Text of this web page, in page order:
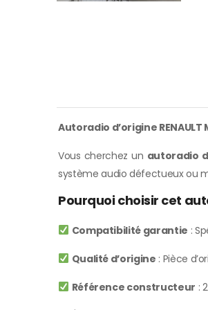
Autoradio d’origine
Vous cherchez un autoradio
système audio défectueux ou
Pourquoi choisir cet
Compatibilité garantie :
Qualité d’origine : Pièce
Référence constructeur :